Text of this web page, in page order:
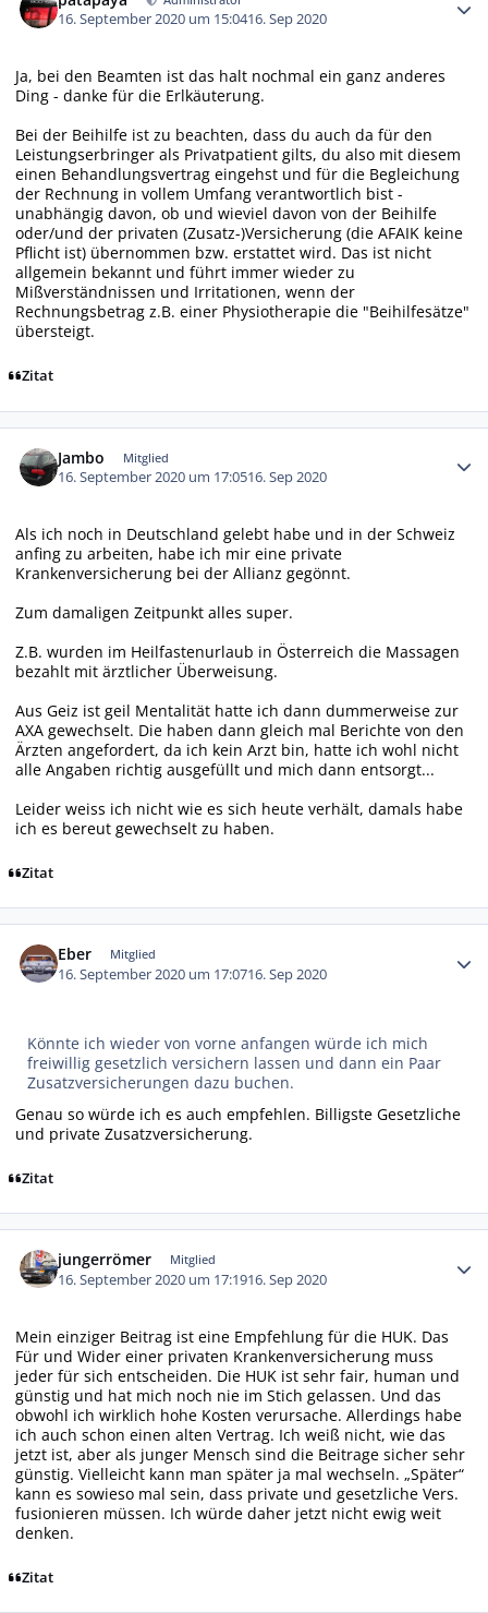
16. September 2020 um 15:0416. Sep 2020
Ja, bei den Beamten ist das halt nochmal ein ganz anderes
Ding - danke für die Erlkäuterung.
Bei der Beihilfe ist zu beachten, dass du auch da für den
Leistungserbringer als Privatpatient gilts, du also mit diesem
einen Behandlungsvertrag eingehst und für die Begleichung
der Rechnung in vollem Umfang verantwortlich bist -
unabhängig davon, ob und wieviel davon von der Beihilfe
oder/und der privaten (Zusatz-)Versicherung (die AFAIK keine
Pflicht ist) übernommen bzw. erstattet wird. Das ist nicht
allgemein bekannt und führt immer wieder zu
Mißverständnissen und Irritationen, wenn der
Rechnungsbetrag z.B. einer Physiotherapie die "Beihilfesätze"
übersteigt.
Zitat
Jambo Mitglied
16. September 2020 um 17:0516. Sep 2020
Als ich noch in Deutschland gelebt habe und in der Schweiz
anfing zu arbeiten, habe ich mir eine private
Krankenversicherung bei der Allianz gegönnt.
Zum damaligen Zeitpunkt alles super.
Z.B. wurden im Heilfastenurlaub in Österreich die Massagen
bezahlt mit ärztlicher Überweisung.
Aus Geiz ist geil Mentalität hatte ich dann dummerweise zur
AXA gewechselt. Die haben dann gleich mal Berichte von den
Ärzten angefordert, da ich kein Arzt bin, hatte ich wohl nicht
alle Angaben richtig ausgefüllt und mich dann entsorgt...
Leider weiss ich nicht wie es sich heute verhält, damals habe
ich es bereut gewechselt zu haben.
Zitat
Eber Mitglied
16. September 2020 um 17:0716. Sep 2020
Könnte ich wieder von vorne anfangen würde ich mich
freiwillig gesetzlich versichern lassen und dann ein Paar
Zusatzversicherungen dazu buchen.
Genau so würde ich es auch empfehlen. Billigste Gesetzliche
und private Zusatzversicherung.
Zitat
jungerrömer Mitglied
16. September 2020 um 17:1916. Sep 2020
Mein einziger Beitrag ist eine Empfehlung für die HUK. Das
Für und Wider einer privaten Krankenversicherung muss
jeder für sich entscheiden. Die HUK ist sehr fair, human und
günstig und hat mich noch nie im Stich gelassen. Und das
obwohl ich wirklich hohe Kosten verursache. Allerdings habe
ich auch schon einen alten Vertrag. Ich weiß nicht, wie das
jetzt ist, aber als junger Mensch sind die Beitrage sicher sehr
günstig. Vielleicht kann man später ja mal wechseln. „Später“
kann es sowieso mal sein, dass private und gesetzliche Vers.
fusionieren müssen. Ich würde daher jetzt nicht ewig weit
denken.
Zitat